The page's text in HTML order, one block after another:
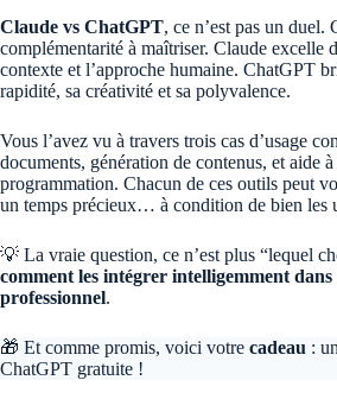
Claude vs ChatGPT, ce n’est pas un duel.
complémentarité à maîtriser. Claude excelle
contexte et l’approche humaine. ChatGPT
rapidité, sa créativité et sa polyvalence.
Vous l’avez vu à travers trois cas d’usage
documents, génération de contenus, et aide à
programmation. Chacun de ces outils peut
un temps précieux… à condition de bien les
💡 La vraie question, ce n’est plus “lequel
comment les intégrer intelligemment
professionnel.
🎁 Et comme promis, voici votre cadeau :
ChatGPT gratuite !